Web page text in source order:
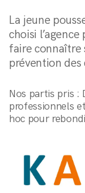
La jeune
choisi
faire connaître
prévention des
Nos partis pris :
professionnels
hoc pour